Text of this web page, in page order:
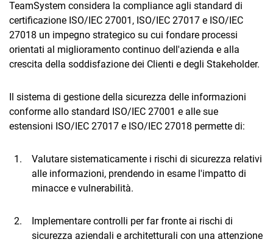
TeamSystem considera la compliance agli standard di
certificazione ISO/IEC 27001, ISO/IEC 27017 e ISO/IEC
27018 un impegno strategico su cui fondare processi
orientati al miglioramento continuo dell'azienda e alla
crescita della soddisfazione dei Clienti e degli Stakeholder.
Il sistema di gestione della sicurezza delle informazioni
conforme allo standard ISO/IEC 27001 e alle sue
estensioni ISO/IEC 27017 e ISO/IEC 27018 permette di:
Valutare sistematicamente i rischi di sicurezza relativi
alle informazioni, prendendo in esame l'impatto di
minacce e vulnerabilità.
Implementare controlli per far fronte ai rischi di
sicurezza aziendali e architetturali con una attenzione